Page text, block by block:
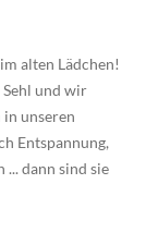
alten Lädchen!
und wir
unseren
Entspannung,
dann sind sie